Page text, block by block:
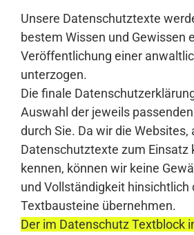
Unsere Datenschutztexte
bestem Wissen und Gewissen
Veröffentlichung einer
unterzogen.
Die finale
Auswahl der jeweils
durch Sie. Da wir die Websites,
Datenschutztexte zum Einsatz
kennen, können wir keine
und Vollständigkeit hinsichtlich
Textbausteine übernehmen.
Der im Datenschutz Textblock